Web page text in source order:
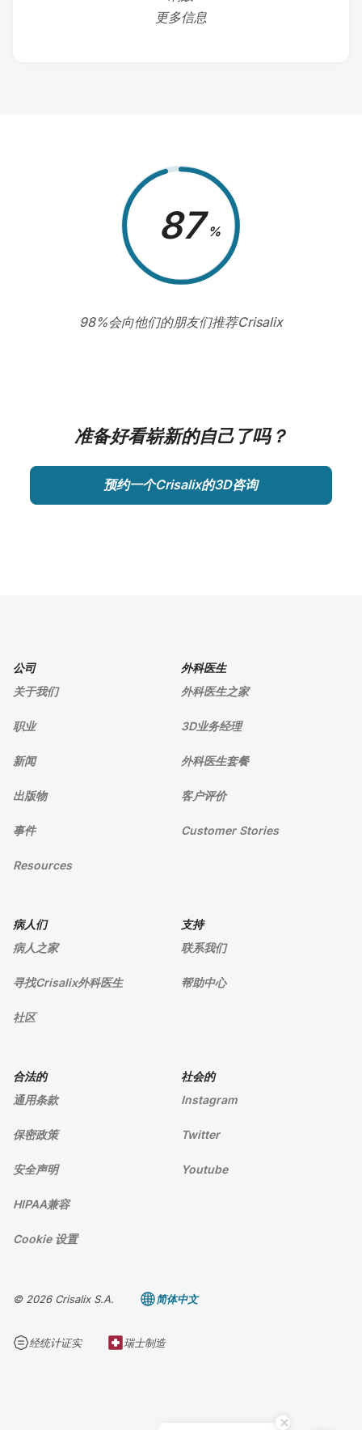
更多信息
98 %
98%会向他们的朋友们推荐Crisalix
准备好看崭新的自己了吗？
预约一个Crisalix的3D咨询
公司
关于我们
职业
新闻
出版物
事件
Resources
外科医生
外科医生之家
3D业务经理
外科医生套餐
客户评价
Customer Stories
病人们
病人之家
寻找Crisalix外科医生
社区
支持
联系我们
帮助中心
合法的
通用条款
保密政策
安全声明
HIPAA兼容
Cookie 设置
社会的
Instagram
Twitter
Youtube
© 2026 Crisalix S.A. 简体中文
经统计证实 瑞士制造